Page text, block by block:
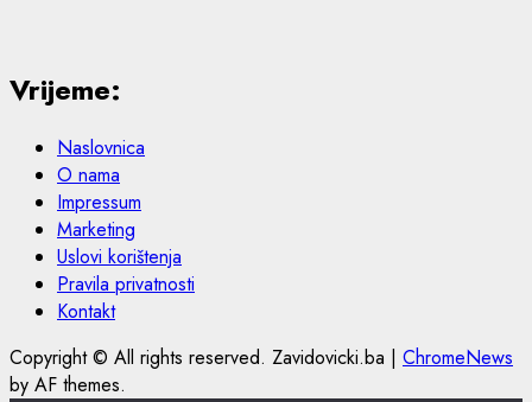
Vrijeme:
Naslovnica
O nama
Impressum
Marketing
Uslovi korištenja
Pravila privatnosti
Kontakt
Copyright © All rights reserved. Zavidovicki.ba | ChromeNews
by AF themes.